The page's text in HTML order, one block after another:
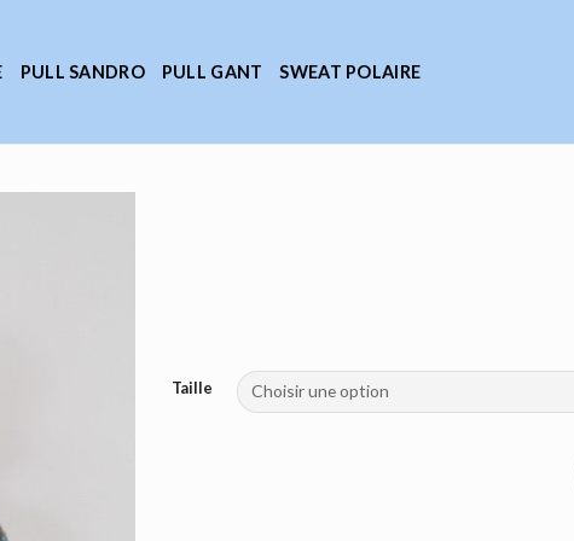
PULL SANDRO PULL GANT SWEAT POLAIRE
Taille